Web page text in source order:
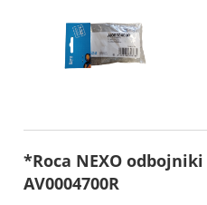
*Roca NEXO
AV0004700R